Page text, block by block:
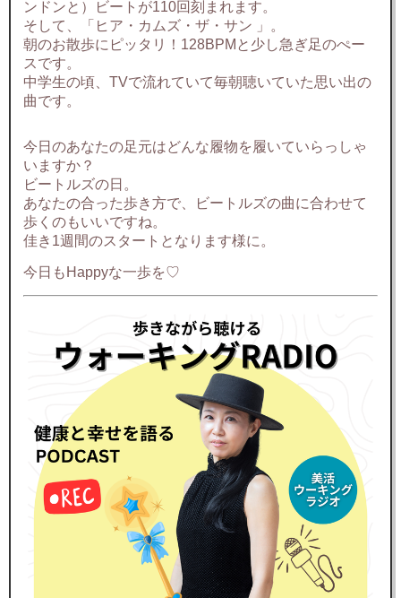
ンドンと）ビートが110回刻まれます。
そして、「ヒア・カムズ・ザ・サン 」。
朝のお散歩にピッタリ！128BPMと少し急ぎ足のぺー
スです。
中学生の頃、TVで流れていて毎朝聴いていた思い出の
曲です。
今日のあなたの足元はどんな履物を履いていらっしゃ
いますか？
ビートルズの日。
あなたの合った歩き方で、ビートルズの曲に合わせて
歩くのもいいですね。
佳き1週間のスタートとなります様に。
今日もHappyな一歩を♡